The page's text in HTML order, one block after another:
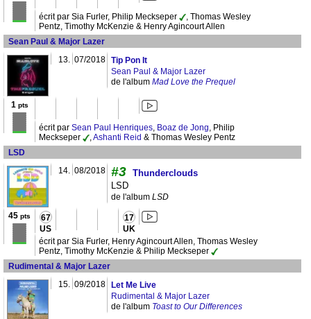
écrit par Sia Furler, Philip Meckseper
, Thomas Wesley
Pentz, Timothy McKenzie & Henry Agincourt Allen
Sean Paul & Major Lazer
13. 07/2018 Tip Pon It
Sean Paul & Major Lazer
de l'album Mad Love the Prequel
1 pts
écrit par Sean Paul Henriques, Boaz de Jong, Philip
Meckseper
,Ashanti Reid & Thomas Wesley Pentz
LSD
14. 08/2018 #3 Thunderclouds
LSD
de l'album LSD
45 pts 67
US
17
UK
écrit par Sia Furler, Henry Agincourt Allen, Thomas Wesley
Pentz, Timothy McKenzie & Philip Meckseper
Rudimental & Major Lazer
15. 09/2018
Let Me Live
Rudimental & Major Lazer
de l'album Toast to Our Differences